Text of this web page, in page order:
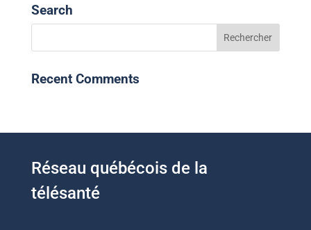
Search
Recent Comments
Réseau québécois de la
télésanté